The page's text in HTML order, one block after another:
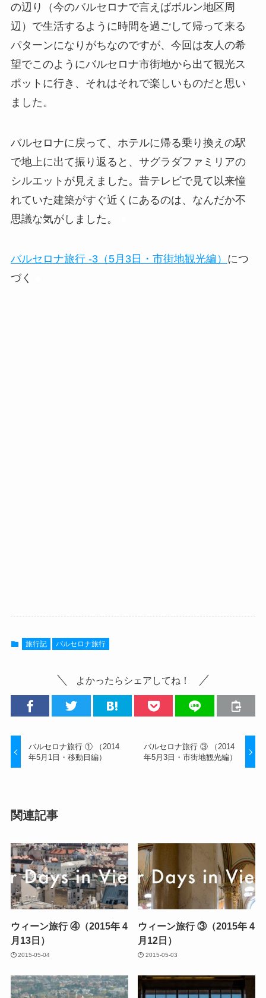
の辺り（今のバルセロナで言えばボルン地区周
辺）で生活するように時間を過ごして帰って来る
パターンになりがちなのですが、今回は友人の希
望でこのようにバルセロナ市街地から出て観光ス
ポットに行き、それはそれで楽しいものだと思い
ました。
バルセロナに戻って、ホテルに帰る乗り換えの駅
で地上に出て振り返ると、サグラダファミリアの
シルエットが見えました。昔テレビで見て以来憧
れていた建築がすぐ近くにあるのは、なんだか不
思議な気がしました。
バルセロナ旅行 -3（5月3日・市街地観光編） につ
づく
旅行記 バルセロナ旅行
よかったらシェアしてね！
バルセロナ旅行 ① （2014
年5月1日・移動日編）
バルセロナ旅行 ③ （2014
年5月3日・市街地観光編）
関連記事
ウィーン旅行 ④（2015年 4
月13日）
2015-05-04
ウィーン旅行 ③（2015年 4
月12日）
2015-05-03